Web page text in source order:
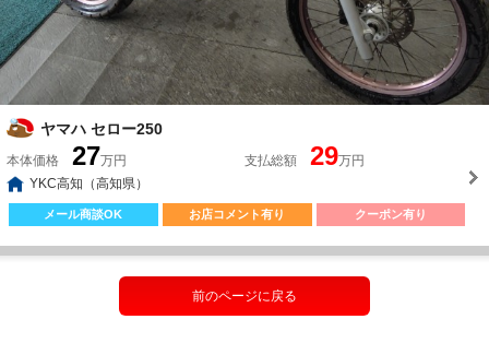
ヤマハ セロー250
本体価格 27万円 支払総額 29万円
YKC高知（高知県）
メール商談OK お店コメント有り クーポン有り
前のページに戻る